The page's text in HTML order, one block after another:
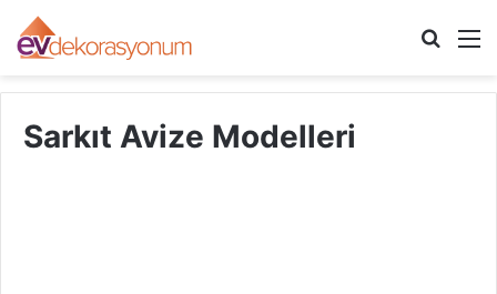
Arama
Sarkıt Avize Modelleri